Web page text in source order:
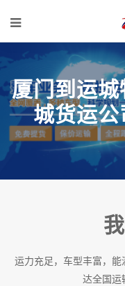
厦门到运
城货运
运力充足，车型丰富，
达全国运